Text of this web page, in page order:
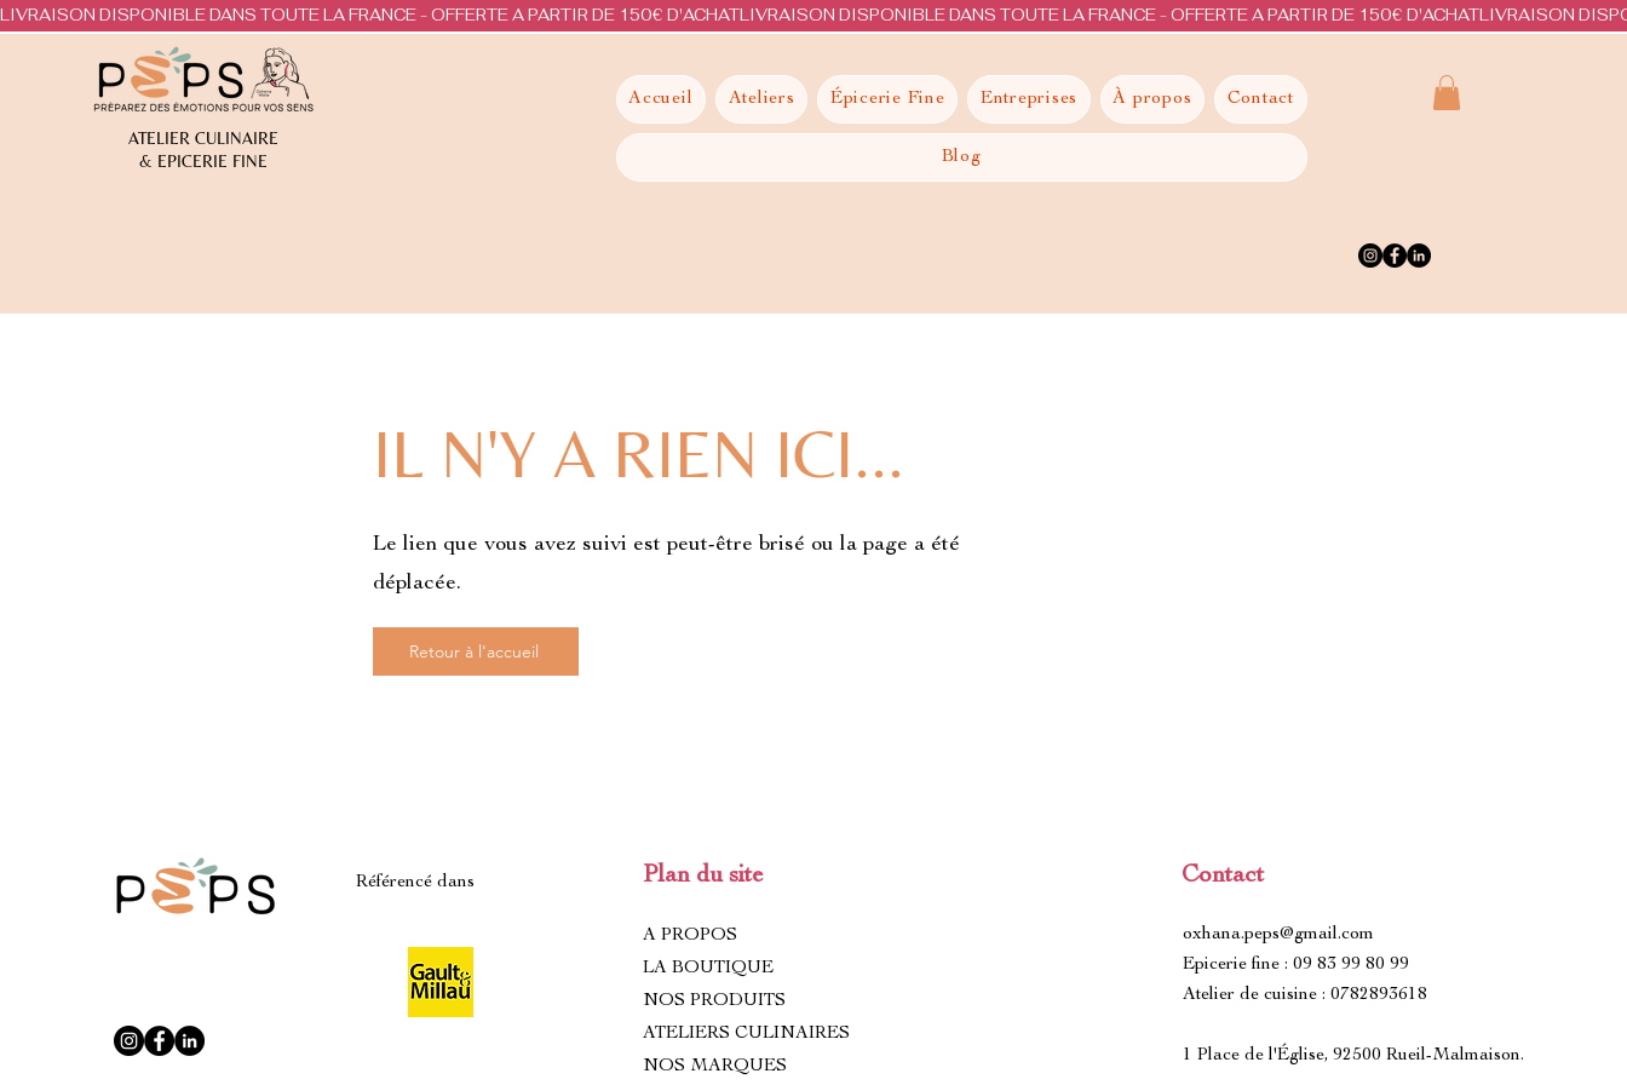
LIVRAISON DISPONIBLE DANS TOUTE LA FRANCE - OFFERTE A PARTIR DE 150€ D'ACHAT
ATELIER CULINAIRE
& EPICERIE FINE
Accueil Ateliers Épicerie Fine Entreprises À propos Contact
Blog
IL N'Y A RIEN ICI...
Le lien que vous avez suivi est peut-être brisé ou la page a été
déplacée.
Retour à l'accueil
Référencé dans Plan du site
A PROPOS
LA BOUTIQUE
NOS PRODUITS
ATELIERS CULINAIRES
NOS MARQUES
Contact
oxhana.peps@gmail.com
Epicerie fine : 09 83 99 80 99
Atelier de cuisine : 0782893618
1 Place de l'Église, 92500 Rueil-Malmaison.